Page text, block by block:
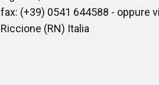
fax: (+39) 0541 644588 - oppure
Riccione (RN) Italia